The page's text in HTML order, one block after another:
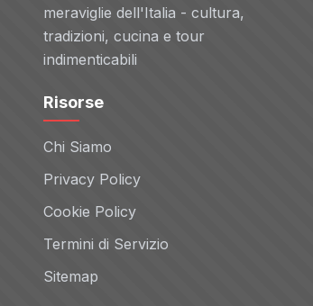
meraviglie dell'Italia - cultura,
tradizioni, cucina e tour
indimenticabili
Risorse
Chi Siamo
Privacy Policy
Cookie Policy
Termini di Servizio
Sitemap